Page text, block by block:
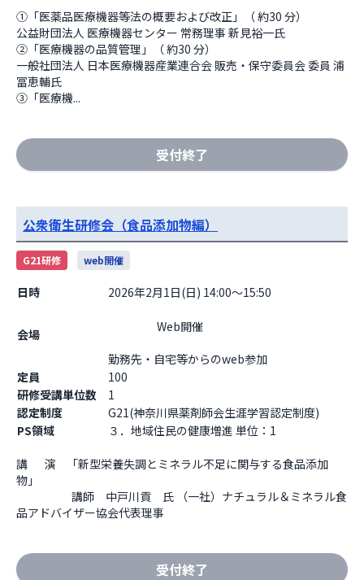
①「医薬品医療機器等法の概要および改正」（ 約30 分）
公益財団法人 医療機器センター 常務理事 新見裕一氏
②「医療機器の品質管理」（ 約30 分）
一般社団法人 日本医療機器産業連合会 販売・保守委員会 委員 浦
冨恵輔氏
③「医療機...
受付終了
公衆衛生研修会（食品添加物編）
G21研修 web開催
日時 2026年2月1日(日) 14:00～15:50
会場
勤務先・自宅等からのweb参加
定員
100
研修受講単位数
1
認定制度
G21(神奈川県薬剤師会生涯学習認定制度)
PS領域
３．地域住民の健康増進 単位：1
講  　演　「新型栄養失調とミネラル不足に関与する食品添加
物」
品アドバイザー協会代表理事
受付終了